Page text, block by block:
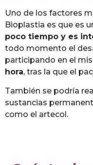
Uno de los factores
Bioplastia es que es
poco tiempo y es
todo momento el
participando en el
hora, tras la que el
También se podría
sustancias
como el artecol.